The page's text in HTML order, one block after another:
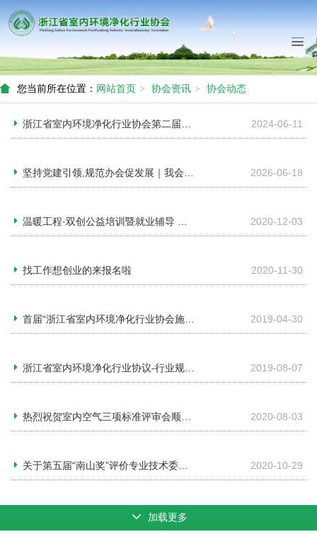
您当前所在位置： 网站首页 协会资讯 协会动态
2024-06-11
2026-06-18
2020-12-03
找工作想创业的来报名啦 2020-11-30
2019-04-30
2019-08-07
2020-08-03
2020-10-29
加载更多